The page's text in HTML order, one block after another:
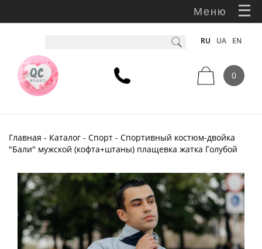
Меню
RU UA EN
0
Главная - Каталог - Спорт - Спортивный костюм-двойка
"Бали" мужской (кофта+штаны) плащевка жатка Голубой